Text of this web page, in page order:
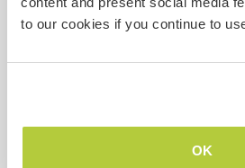
to our cookies if you continue to
OK
with the floor. Work was
(Luis’s local helping hand with